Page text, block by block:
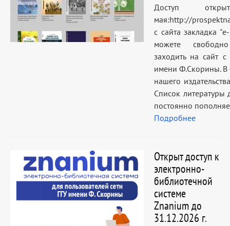
Доступ
мая:http://
с сайта закладка
можете
заходить на сайт
имени Ф.Скорины. В
нашего
Список литературы
постоянно
Подробнее
Открыт доступ к
электронно-
библиотечной
системе
Znanium до
31.12.2026 г.